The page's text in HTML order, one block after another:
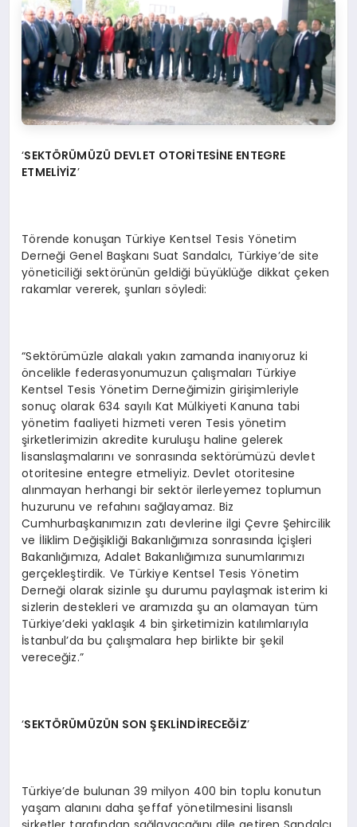
‘SEKTÖRÜMÜZÜ DEVLET OTORİTESİNE ENTEGRE
ETMELİYİZ’
Törende konuşan Türkiye Kentsel Tesis Yönetim
Derneği Genel Başkanı Suat Sandalcı, Türkiye’de site
yöneticiliği sektörünün geldiği büyüklüğe dikkat çeken
rakamlar vererek, şunları söyledi:
“Sektörümüzle alakalı yakın zamanda inanıyoruz ki
öncelikle federasyonumuzun çalışmaları Türkiye
Kentsel Tesis Yönetim Derneğimizin girişimleriyle
sonuç olarak 634 sayılı Kat Mülkiyeti Kanuna tabi
yönetim faaliyeti hizmeti veren Tesis yönetim
şirketlerimizin akredite kuruluşu haline gelerek
lisanslaşmalarını ve sonrasında sektörümüzü devlet
otoritesine entegre etmeliyiz. Devlet otoritesine
alınmayan herhangi bir sektör ilerleyemez toplumun
huzurunu ve refahını sağlayamaz. Biz
Cumhurbaşkanımızın zatı devlerine ilgi Çevre Şehircilik
ve İliklim Değişikliği Bakanlığımıza sonrasında İçişleri
Bakanlığımıza, Adalet Bakanlığımıza sunumlarımızı
gerçekleştirdik. Ve Türkiye Kentsel Tesis Yönetim
Derneği olarak sizinle şu durumu paylaşmak isterim ki
sizlerin destekleri ve aramızda şu an olamayan tüm
Türkiye’deki yaklaşık 4 bin şirketimizin katılımlarıyla
İstanbul’da bu çalışmalara hep birlikte bir şekil
vereceğiz.”
‘SEKTÖRÜMÜZÜN SONŞEKLİNDİRECEĞİZ’
Türkiye’de bulunan 39 milyon 400 bin toplu konutun
yaşam alanını daha şeffaf yönetilmesini lisanslı